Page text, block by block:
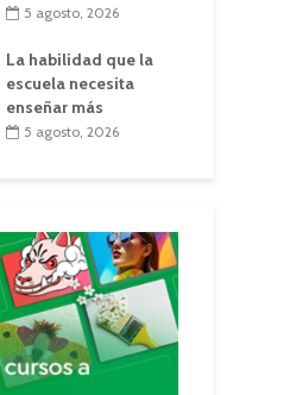
5 agosto, 2026
La habilidad que la
escuela necesita
enseñar más
5 agosto, 2026